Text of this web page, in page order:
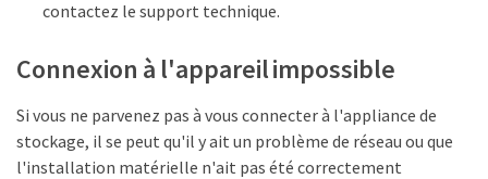
contactez le support technique.
Connexion à l'appareil impossible
Si vous ne parvenez pas à vous connecter à l'appliance de
stockage, il se peut qu'il y ait un problème de réseau ou que
l'installation matérielle n'ait pas été correctement